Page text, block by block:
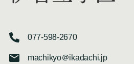
077-598-2670
machikyo＠ikadachi.jp